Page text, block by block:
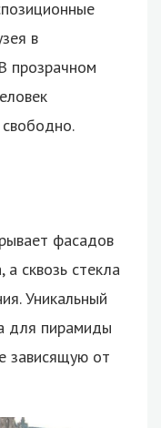
в
прозрачном
фасадов
сквозь стекла
Уникальный
для пирамиды
зависящую от